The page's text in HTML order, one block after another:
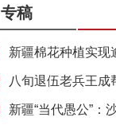
专稿
新疆棉花种植实现
八旬退伍老兵王成
新疆“当代愚公”：